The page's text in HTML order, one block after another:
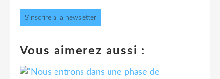
S'inscrire à la newsletter
Vous aimerez aussi :